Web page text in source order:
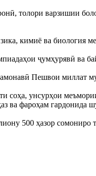
толори варзишии
кимиё ва биология
ҷумҳурявӣ ва
Пешвои миллат
соҳа, унсурҳои
ва фароҳам гардонида
500 ҳазор сомониро